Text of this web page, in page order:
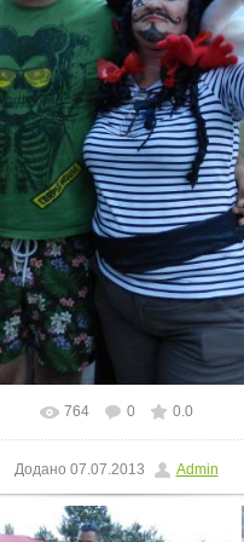
У реальному розмірі 1600x1200
764 0 0.0
Додано 07.07.2013 Admin